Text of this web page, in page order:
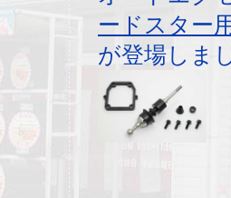
ードスター
が登場しま